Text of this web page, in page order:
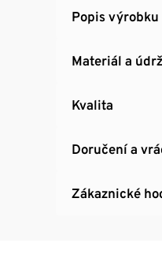
Popis výrobku
Materiál a
Kvalita
Doručení a
Zákaznické